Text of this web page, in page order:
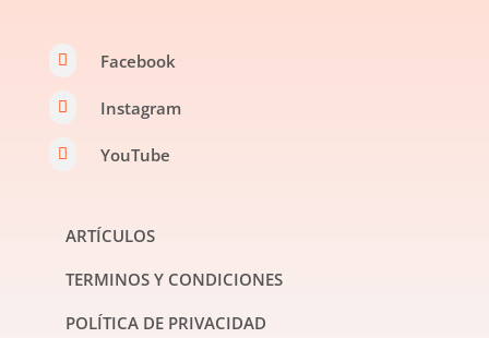
 Facebook
 Instagram
 YouTube
ARTÍCULOS
TERMINOS Y CONDICIONES
POLÍTICA DE PRIVACIDAD